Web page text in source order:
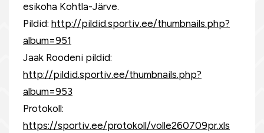
esikoha Kohtla-Järve.
Pildid: http://pildid.sportiv.ee/thumbnails.php?
album=951
Jaak Roodeni pildid:
http://pildid.sportiv.ee/thumbnails.php?
album=953
Protokoll:
https://sportiv.ee/protokoll/volle260709pr.xls